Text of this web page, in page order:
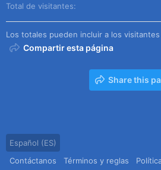
Total de visitantes
Los totales pueden incluir a los
Compartir esta página
Share this
Español (ES)
Contáctanos
Términos y reglas